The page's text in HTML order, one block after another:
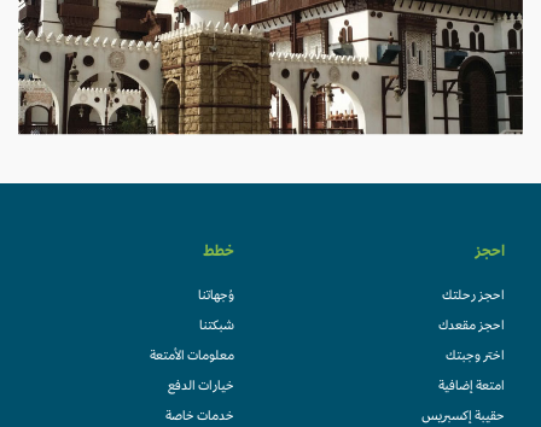
احجز
احجز رحلتك
احجز مقعدك
اختر وجبتك
امتعة إضافية
حقيبة إكسبريس
خطط
وُجهاتنا
شبكتنا
معلومات الأمتعة
خيارات الدفع
خدمات خاصة